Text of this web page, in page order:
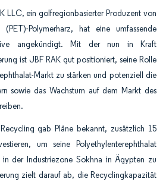
LLC, ein golfregionbasierter Produzent von
(PET)-Polymerharz, hat eine umfassende
angekündigt. Mit der nun in Kraft
ist JBF RAK gut positioniert, seine Rolle
Markt zu stärken und potenziell die
sowie das Wachstum auf dem Markt des
gab Pläne bekannt, zusätzlich 15
um seine Polyethylenterephthalat
in der Industriezone Sokhna in Ägypten zu
zielt darauf ab, die Recyclingkapazität